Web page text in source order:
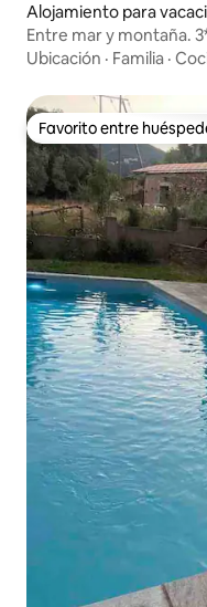
Alojamiento para
Entre mar y montaña.
Ubicación · Familia ·
Favorito entre
Favorito entre